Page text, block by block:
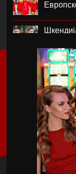
Реал го
Томас
Интер